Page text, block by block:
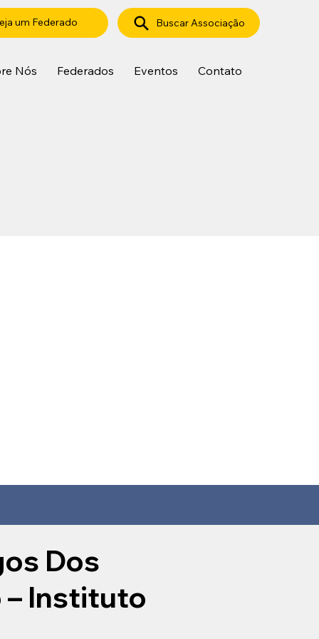
um Federado Buscar Associação
Nós Federados Eventos Contato
Dos
– Instituto